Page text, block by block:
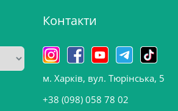
Контакти
м. Харків, вул. Тюрінська, 5
+38 (098) 058 78 02